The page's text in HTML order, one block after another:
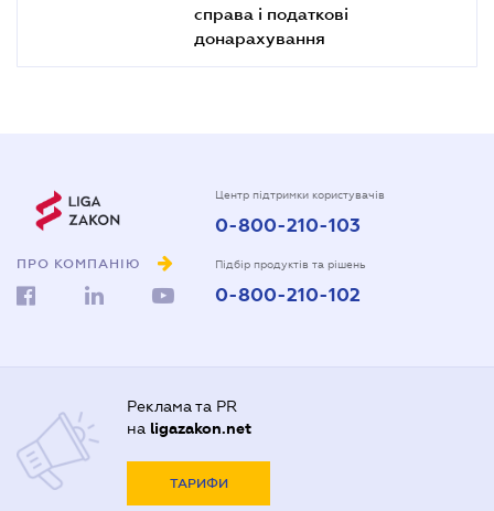
справа і податкові
донарахування
ПРО КОМПАНІЮ
Центр підтримки користувачів
0-800-210-103
Підбір продуктів та рішень
0-800-210-102
Реклама та PR
на ligazakon.net
ТАРИФИ